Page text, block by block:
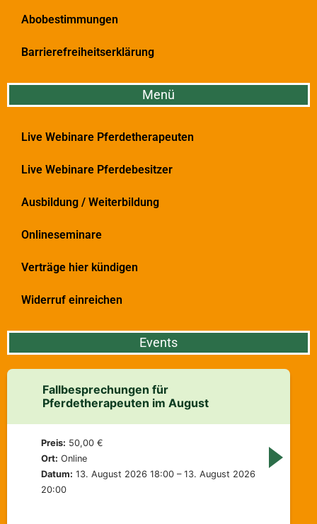
Abobestimmungen
Barrierefreiheitserklärung
Menü
Live Webinare Pferdetherapeuten
Live Webinare Pferdebesitzer
Ausbildung / Weiterbildung
Onlineseminare
Verträge hier kündigen
Widerruf einreichen
Events
Fallbesprechungen für
Pferdetherapeuten im August
Preis: 50,00 €
Ort: Online
Datum: 13. August 2026 18:00 – 13. August 2026
20:00